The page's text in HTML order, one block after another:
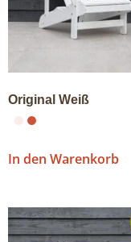
Original Weiß
In den Warenkorb